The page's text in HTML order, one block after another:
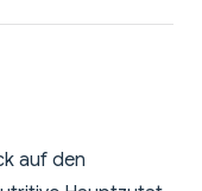
auf den